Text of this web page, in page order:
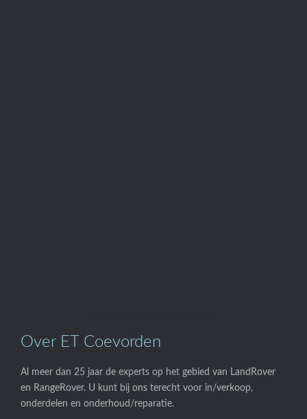
Over ET Coevorden
Al meer dan 25 jaar de experts op het gebied van LandRover
en RangeRover. U kunt bij ons terecht voor in/verkoop,
onderdelen en onderhoud/reparatie.